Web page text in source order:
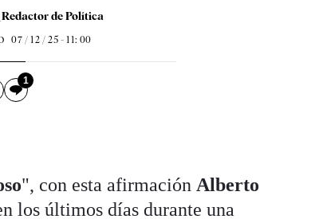
Redactor de Política
07 / 12 / 25 - 11: 00
1
", con esta afirmación Alberto
los últimos días durante una